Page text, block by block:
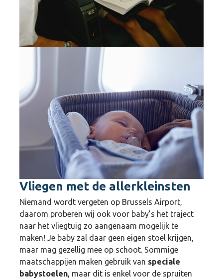
Vliegen met de allerkleinsten
Niemand wordt vergeten op Brussels Airport,
daarom proberen wij ook voor baby’s het traject
naar het vliegtuig zo aangenaam mogelijk te
maken! Je baby zal daar geen eigen stoel krijgen,
maar mag gezellig mee op schoot. Sommige
maatschappijen maken gebruik van speciale
babystoelen, maar dit is enkel voor de spruiten